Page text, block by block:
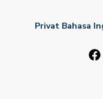
Privat Bahasa